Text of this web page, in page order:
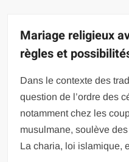
Mariage religieux
règles et
Dans le contexte des
question de l’ordre des
notamment chez les
musulmane, soulève
La charia, loi islamique,